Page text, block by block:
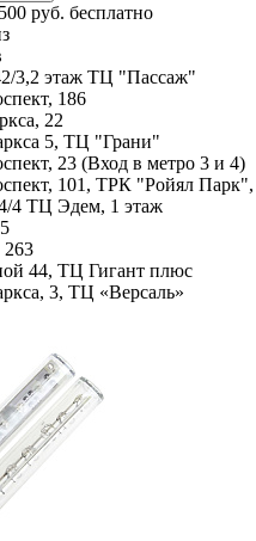
руб. бесплатно
3,2 этаж ТЦ "Пассаж"
186
22
5, ТЦ "Грани"
23 (Вход в метро 3 и 4)
101, ТРК "Ройял Парк",
4/4 ТЦ Эдем, 1 этаж
263
44, ТЦ Гигант плюс
3, ТЦ «Версаль»